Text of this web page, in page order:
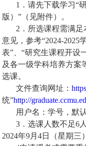
1 ．请先下载学习“
版）”（见附件）。
2 ．所选课程需满
意见，参考“2024-2025
表”、“研究生课程开设
及各一级学科培养方案
选课。
文件查询网址：
统”http://
用户名：学号，默
3 ．选课人数不足6
2024年9月4日（星期三